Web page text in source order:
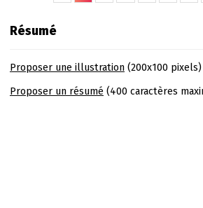
Résumé
Proposer une illustration(200x100 pixels)
Proposer un résumé (400 caractères